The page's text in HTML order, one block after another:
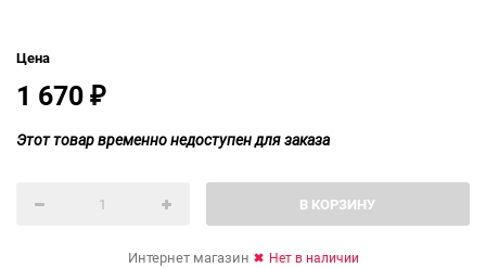
Цена
1 670 ₽
Этот товар временно недоступен для заказа
В КОРЗИНУ
Интернет магазин Нет в наличии